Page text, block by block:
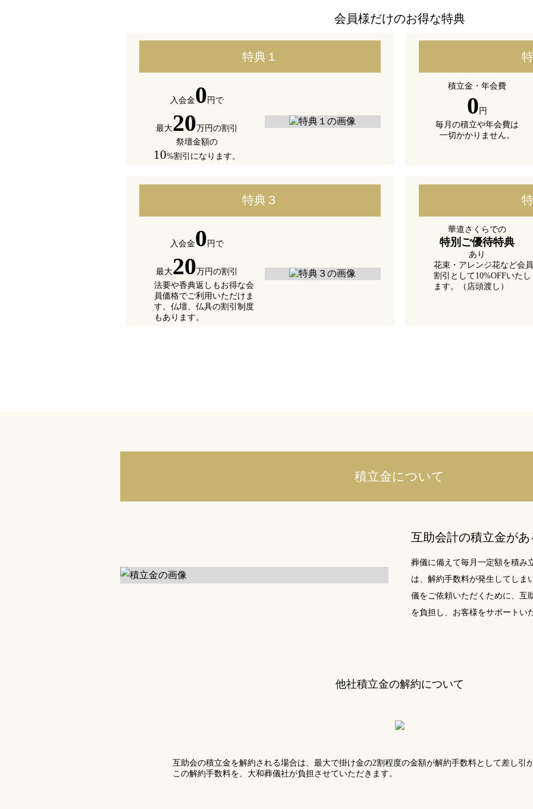
会員様だけのお得な特典
特典１
入会金0 円で
最大20万円の割引
祭壇金額の
10%割引になります。
積立金・年会費
0 円
毎月の積立や年会費は
一切かかりません。
特典３
入会金0 円で
最大20万円の割引
法要や香典返しもお得な会
員価格でご利用いただけま
す。 仏壇、仏具の割引制度
もあり ます。
華道さくらでの
特別ご優待特典
あり
花束・アレンジ花など会員
割引 として10%OFFいたし
ます。
（店頭渡し）
積立金について
互助会計の積立金が
葬儀に備えて毎月一定額を積み
は、解約手数料が発生してしま
儀をご依頼いただくために、互
を負担し、お客様をサポートい
他社積立金の解約について
互助会の積立金を解約される場合は、最大で掛け金の2割程度の金額が解約手数料として差し引
この解約手数料を、大和葬儀社が負担させていただきます。